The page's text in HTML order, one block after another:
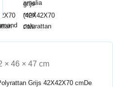
× 46 × 47 cm
Grijs 42X42X70 cmDe